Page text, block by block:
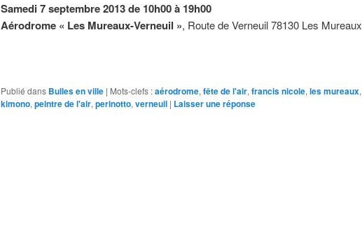
Samedi 7 septembre 2013 de 10h00 à 19h00
Aérodrome « Les Mureaux-Verneuil », Route de Verneuil 78130 Les Mureaux
Publié dans Bulles en ville | Mots-clefs :aérodrome, fête de l'air, francis nicole, les mureaux,
kimono, peintre de l'air, perinotto, verneuil | Laisser une réponse